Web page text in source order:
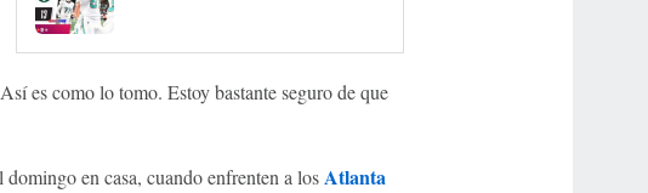
es como lo tomo. Estoy bastante seguro de que
en casa, cuando enfrenten a losAtlanta